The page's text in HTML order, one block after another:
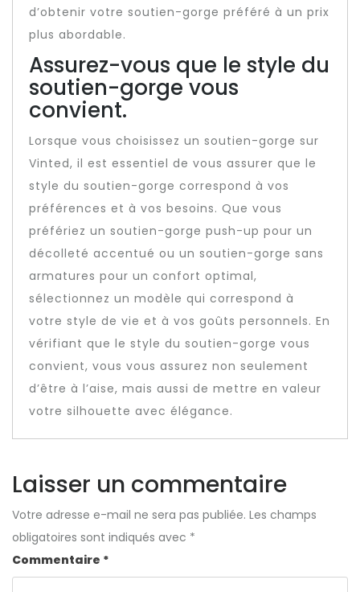
d’obtenir votre soutien-gorge préféré à un prix
plus abordable.
Assurez-vous que le style du
soutien-gorge vous
convient.
Lorsque vous choisissez un soutien-gorge sur
Vinted, il est essentiel de vous assurer que le
style du soutien-gorge correspond à vos
préférences et à vos besoins. Que vous
préfériez un soutien-gorge push-up pour un
décolleté accentué ou un soutien-gorge sans
armatures pour un confort optimal,
sélectionnez un modèle qui correspond à
votre style de vie et à vos goûts personnels. En
vérifiant que le style du soutien-gorge vous
convient, vous vous assurez non seulement
d’être à l’aise, mais aussi de mettre en valeur
votre silhouette avec élégance.
Laisser un commentaire
Votre adresse e-mail ne sera pas publiée. Les champs
obligatoires sont indiqués avec *
Commentaire *